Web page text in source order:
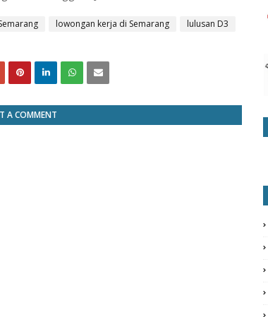
lowongan kerja di Semarang
lulusan D3
A COMMENT